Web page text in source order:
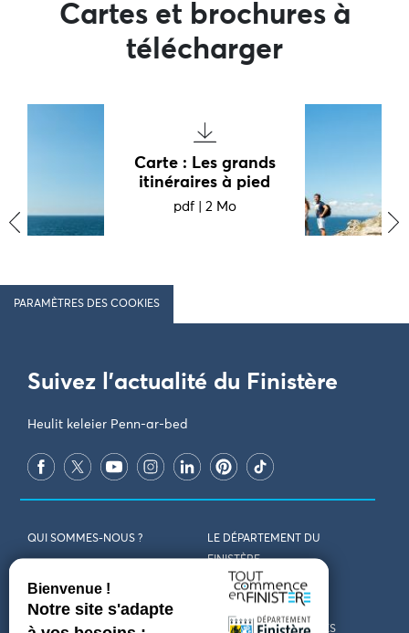
Cartes et brochures à
télécharger
Carte : Les grands
itinéraires à pied
pdf| 2 Mo
‹ ›
PARAMÈTRES DES COOKIES
Suivez l'actualité du Finistère
Heulit keleier Penn-ar-bed
QUI SOMMES-NOUS ?
LE DÉPARTEMENT DU
FINISTÈRE
REJOIGNEZ-NOUS VENIR EN FINISTÈRE
CONTACT CARTES ET BROCHURES